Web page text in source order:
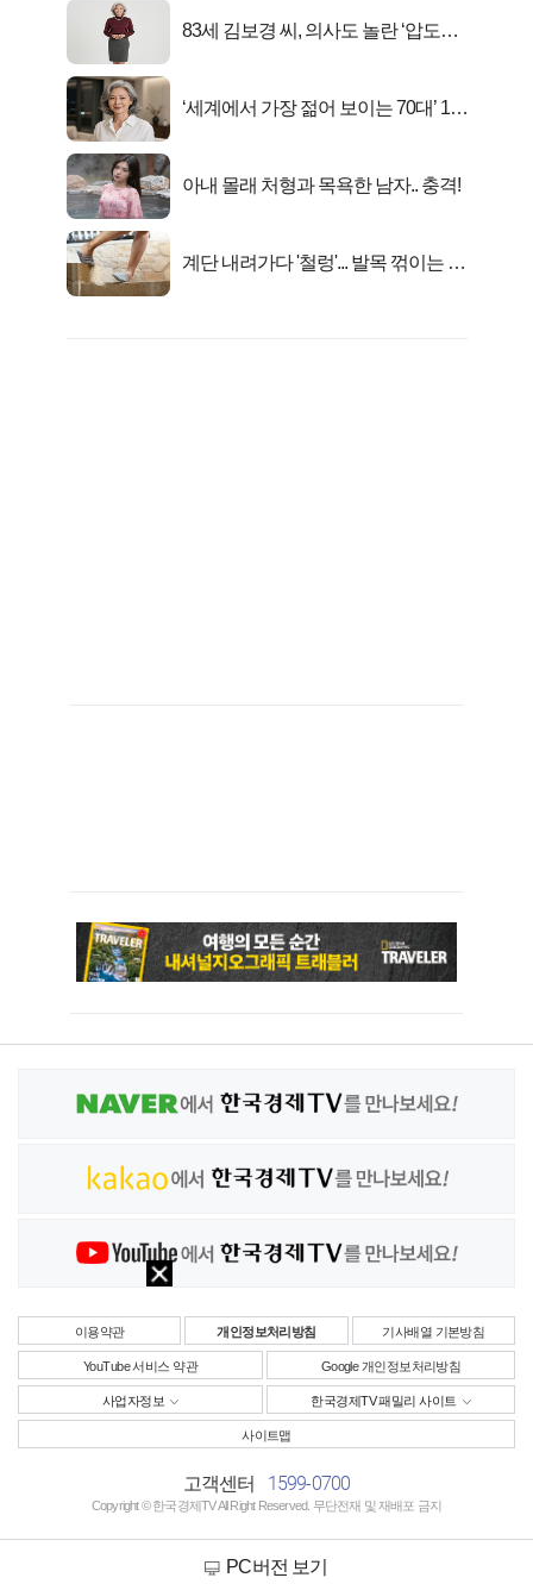
83세 김보경 씨, 의사도 놀란 ‘압도적
‘세계에서 가장 젊어 보이는 70대’ 1위
아내 몰래 처형과 목욕한 남자.. 충격!
계단 내려가다 '철렁'... 발목 꺾이는 이
이용약관 개인정보처리방침 기사배열 기본방침
YouTube 서비스 약관 Google 개인정보처리방침
사업자정보 한국경제TV 패밀리 사이트
사이트맵
고객센터 1599-0700
Copyright © 한국경제TV All Right Reserved. 무단전재 및 재배포 금지
PC버전 보기